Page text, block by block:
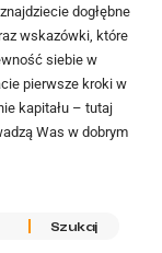
dogłębne
wskazówki, które
siebie w
pierwsze kroki w
kapitału – tutaj
Was w dobrym